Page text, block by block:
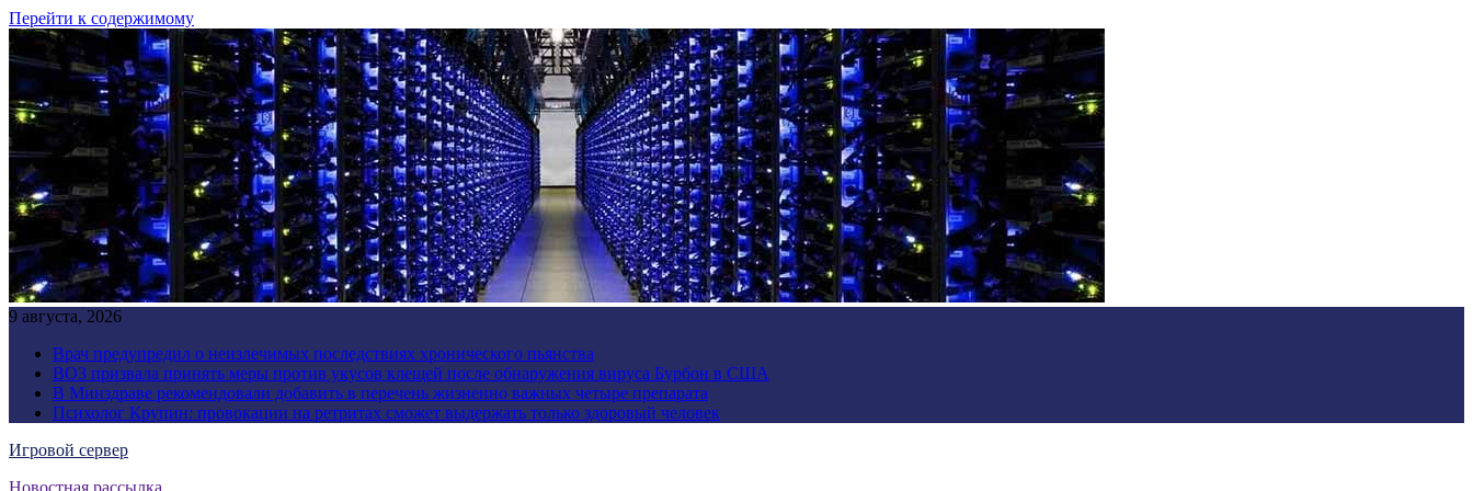
Перейти к содержимому
9 августа, 2026
Врач предупредил о неизлечимых последствиях хронического пьянства
ВОЗ призвала принять меры против укусов клещей после обнаружения вируса Бурбон в США
В Минздраве рекомендовали добавить в перечень жизненно важных четыре препарата
Психолог Крупин: провокации на ретритах сможет выдержать только здоровый человек
Игровой сервер
Новостная рассылка